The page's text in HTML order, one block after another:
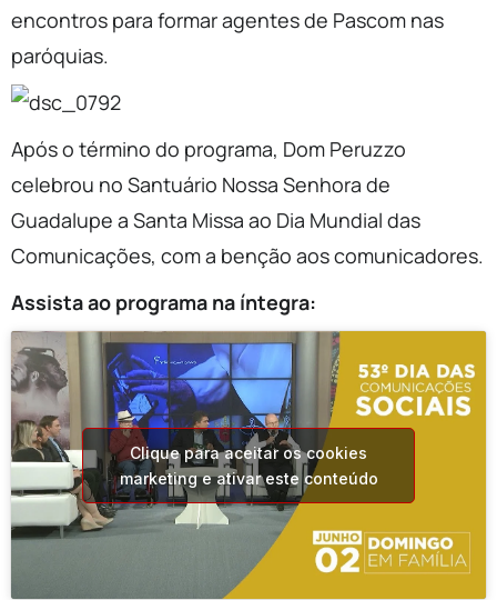
encontros para formar agentes de Pascom nas
paróquias.
Após o término do programa, Dom Peruzzo
celebrou no Santuário Nossa Senhora de
Guadalupe a Santa Missa ao Dia Mundial das
Comunicações, com a benção aos comunicadores.
Assista ao programa na íntegra:
Clique para aceitar os cookies
marketing e ativar este conteúdo